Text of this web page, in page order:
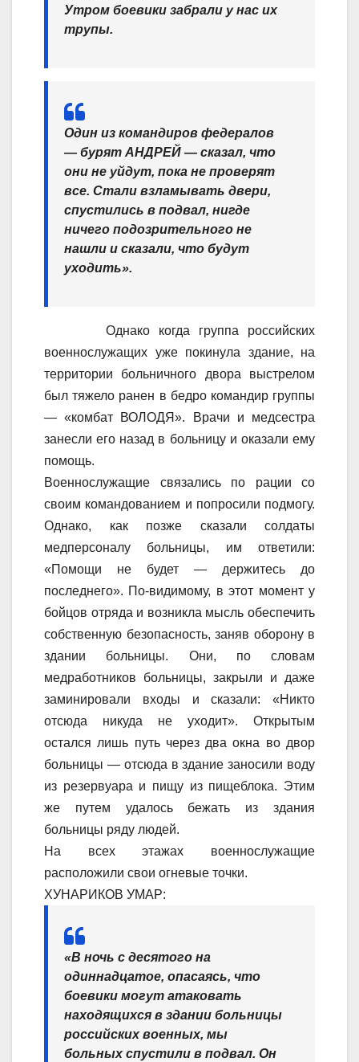
Утром боевики забрали у нас их
трупы.
Один из командиров федералов
— бурят АНДРЕЙ — сказал, что
они не уйдут, пока не проверят
все. Стали взламывать двери,
спустились в подвал, нигде
ничего подозрительного не
нашли и сказали, что будут
уходить».
Однако когда группа российских
военнослужащих уже покинула здание, на
территории больничного двора выстрелом
был тяжело ранен в бедро командир группы
— «комбат ВОЛОДЯ». Врачи и медсестра
занесли его назад в больницу и оказали ему
помощь.
Военнослужащие связались по рации со
своим командованием и попросили подмогу.
Однако, как позже сказали солдаты
медперсоналу больницы, им ответили:
«Помощи не будет — держитесь до
последнего». По-видимому, в этот момент у
бойцов отряда и возникла мысль обеспечить
собственную безопасность, заняв оборону в
здании больницы. Они, по словам
медработников больницы, закрыли и даже
заминировали входы и сказали: «Никто
отсюда никуда не уходит». Открытым
остался лишь путь через два окна во двор
больницы — отсюда в здание заносили воду
из резервуара и пищу из пищеблока. Этим
же путем удалось бежать из здания
больницы ряду людей.
На всех этажах военнослужащие
расположили свои огневые точки.
ХУНАРИКОВ УМАР:
«В ночь с десятого на
одиннадцатое, опасаясь, что
боевики могут атаковать
находящихся в здании больницы
российских военных, мы
больных спустили в подвал. Он